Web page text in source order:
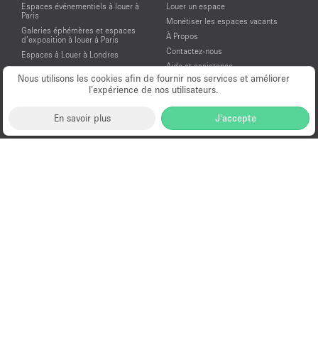
Nous utilisons les cookies afin de fournir nos services et améliorer
l’expérience de nos utilisateurs.
En savoir plus J'accepte
Espaces événementiels à louer à
Paris
Galeries éphémères et espaces
d’exposition à louer à Paris
Espaces à Louer à Londres
Espaces à Louer à New York
Espaces à Louer à San Francisco
Espaces à Louer à Amsterdam
Louer un espace
Monétiser les espaces vacants
À Propos
Contactez-nous
Aide et assistance
Conditions générales d'utilisation
Mentions légales
Politique de confidentialité